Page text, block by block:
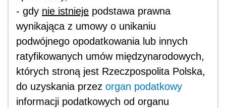
- gdy nie istnieje podstawa prawna
wynikająca z umowy o unikaniu
podwójnego opodatkowania lub innych
ratyfikowanych umów międzynarodowych,
których stroną jest Rzeczpospolita Polska,
do uzyskania przez organ podatkowy
informacji podatkowych od organu